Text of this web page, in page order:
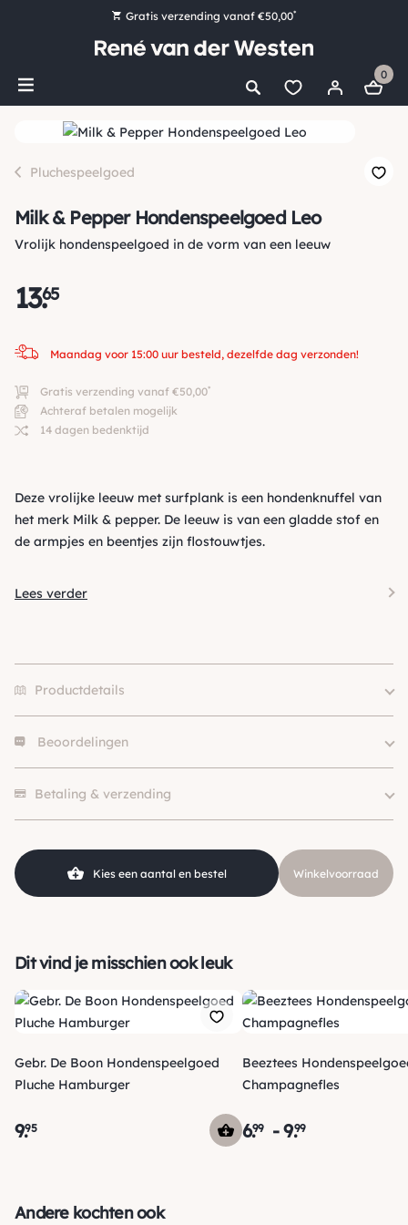
Gratis verzending vanaf €50,00*
Bestel nu, betaal later met Klarna
Ruim 16.000 artikelen op voorraad
0
Pluchespeelgoed
Milk & Pepper Hondenspeelgoed Leo
Vrolijk hondenspeelgoed in de vorm van een leeuw
13.
65
Maandag voor 15:00 uur besteld, dezelfde dag verzonden!
Gratis verzending vanaf €50,00*
Achteraf betalen mogelijk
14 dagen bedenktijd
Deze vrolijke leeuw met surfplank is een hondenknuffel van
het merk Milk & pepper. De leeuw is van een gladde stof en
de armpjes en beentjes zijn flostouwtjes.
Lees verder
Productdetails
Merk
Hondgrootte
Klein (0 – 10kg)
Kleur
Beoordelingen
Betaling & verzending
Je ontvangt een track & trace code van ons zodat je je
Kies een aantal en bestel Winkelvoorraad
Dit vind je misschien ook leuk
Gebr. De Boon Hondenspeelgoed
Pluche Hamburger
9.95
Beeztees
Champagnefles
6.99 -9.99
Andere kochten ook